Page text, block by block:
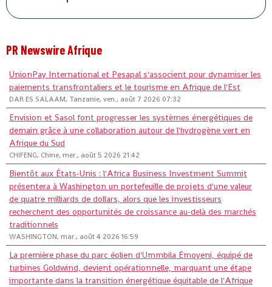
PR Newswire Afrique
UnionPay International et Pesapal s'associent pour dynamiser les
paiements transfrontaliers et le tourisme en Afrique de l'Est
DAR ES SALAAM, Tanzanie, ven., août 7 2026 07:32
Envision et Sasol font progresser les systèmes énergétiques de
demain grâce à une collaboration autour de l'hydrogène vert en
Afrique du Sud
CHIFENG, Chine, mer., août 5 2026 21:42
Bientôt aux États-Unis : l'Africa Business Investment Summit
présentera à Washington un portefeuille de projets d'une valeur
de quatre milliards de dollars, alors que les investisseurs
recherchent des opportunités de croissance au-delà des marchés
traditionnels
WASHINGTON, mar., août 4 2026 16:59
La première phase du parc éolien d'Ummbila Emoyeni, équipé de
turbines Goldwind, devient opérationnelle, marquant une étape
importante dans la transition énergétique équitable de l'Afrique